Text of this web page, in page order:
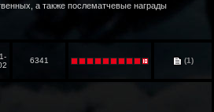
а также послематчевые награды
6341 (1)